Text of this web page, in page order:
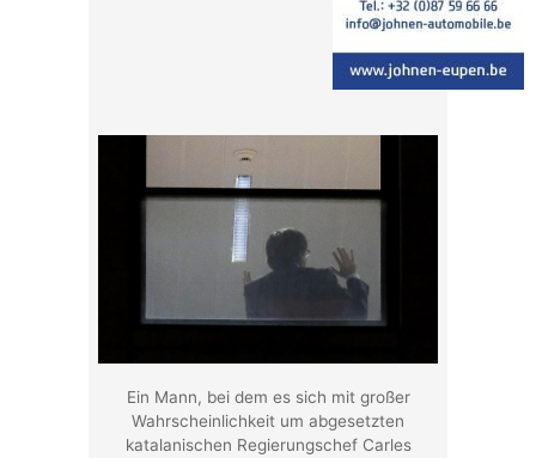
Ein Mann, bei dem es sich mit großer
Wahrscheinlichkeit um abgesetzten
katalanischen Regierungschef Carles